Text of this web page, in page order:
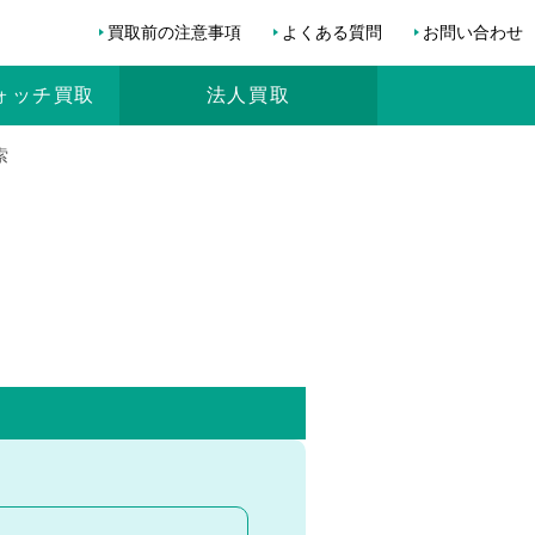
買取前の注意事項 よくある質問 お問い合わせ
ッチ 買取 法人買取